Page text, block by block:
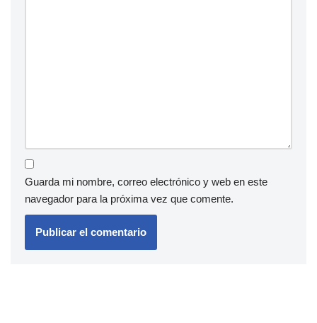
Guarda mi nombre, correo electrónico y web en este
navegador para la próxima vez que comente.